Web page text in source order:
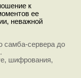
к
ее
неважной
самба-сервера до
шифрования,